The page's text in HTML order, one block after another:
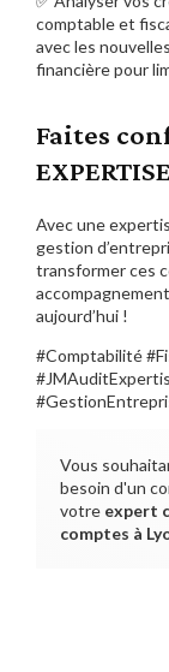
comptable et
avec les
financière pour
Faites
EXPERTISE
Avec une
gestion
transformer ces
aujourd’hui !
#Comptabilité
Vous
besoin d'un
votre expert
comptes à